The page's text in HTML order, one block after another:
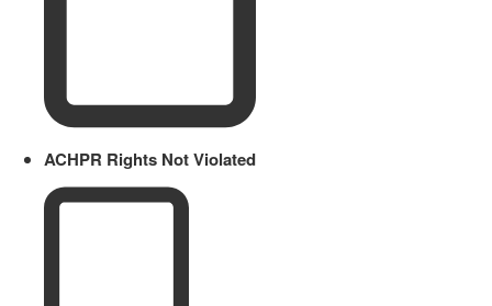
ACHPR Rights Not Violated